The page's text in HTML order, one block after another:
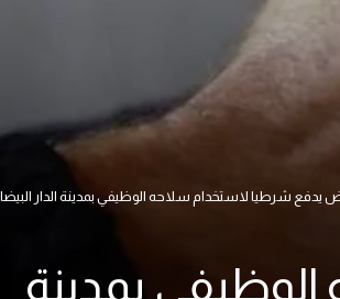
يدفع شرطيا لاستخدام سلاحه الوظيفي بمدينة الدار
بمدينة